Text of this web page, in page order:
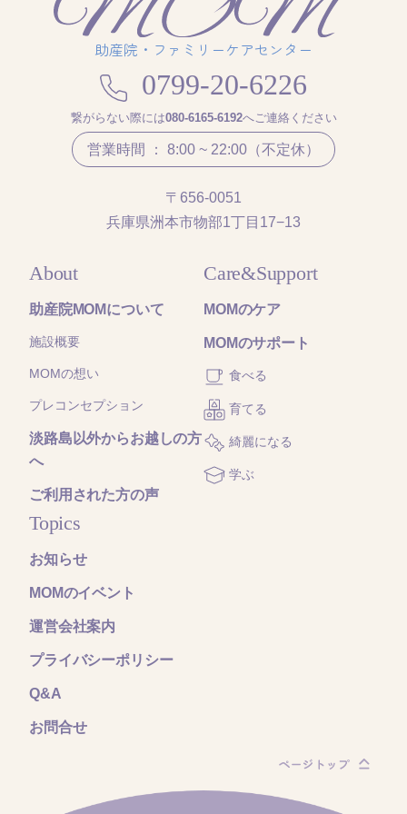
助産院・ファミリーケアセンター
0799-20-6226
繋がらない際には080-6165-6192へご連絡ください
営業時間 ： 8:00 ~ 22:00（不定休）
〒656-0051
兵庫県洲本市物部1丁目17−13
About
助産院MOMについて
施設概要
MOMの想い
プレコンセプション
淡路島以外からお越しの方
へ
ご利用された方の声
Care&Support
MOMのケア
MOMのサポート
食べる
育てる
綺麗になる
学ぶ
Topics
お知らせ
MOMのイベント
運営会社案内
プライバシーポリシー
Q&A
お問合せ